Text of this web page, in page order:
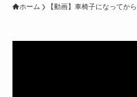
ホーム 【動画】車椅子になってから